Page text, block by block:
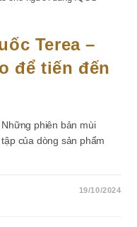
Terea –
để tiến đến
phiên bản mùi
của dòng sản phẩm
19/10/2024